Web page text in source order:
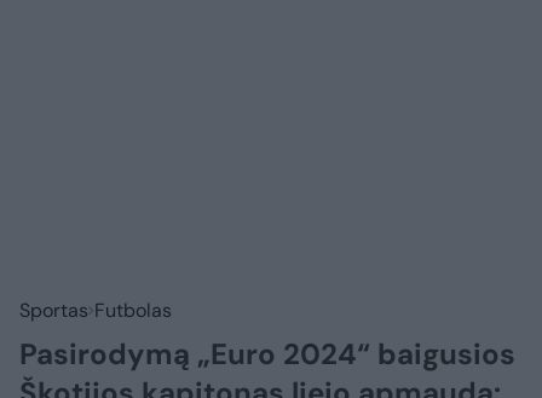
Sportas Futbolas
Pasirodymą „Euro 2024“ baigusios